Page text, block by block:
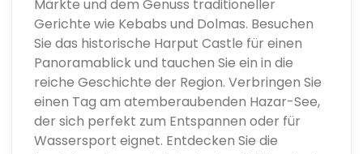
Märkte und dem Genuss traditioneller
Gerichte wie Kebabs und Dolmas. Besuchen
Sie das historische Harput Castle für einen
Panoramablick und tauchen Sie ein in die
reiche Geschichte der Region. Verbringen Sie
einen Tag am atemberaubenden Hazar-See,
der sich perfekt zum Entspannen oder für
Wassersport eignet. Entdecken Sie die